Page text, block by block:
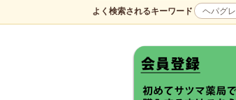
よく検索されるキーワード ヘパグレ